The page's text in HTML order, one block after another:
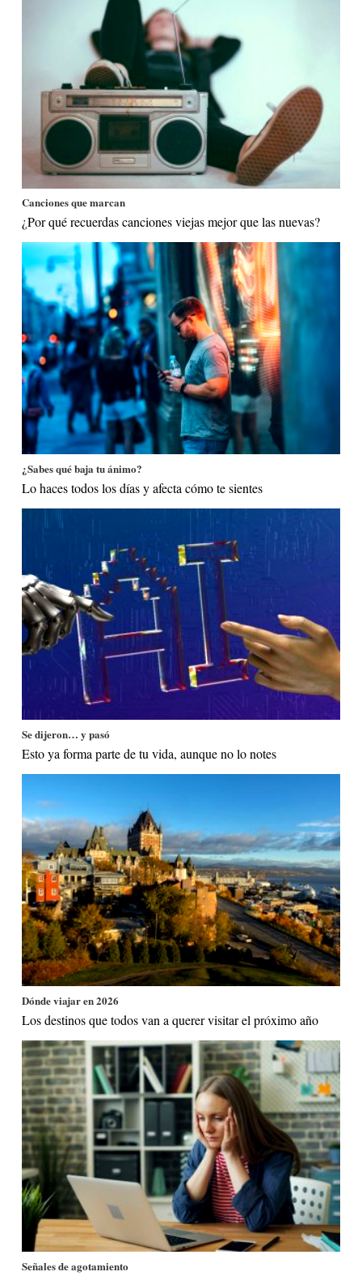
Canciones que marcan
¿Por qué recuerdas canciones viejas mejor que las nuevas?
¿Sabes qué baja tu ánimo?
Lo haces todos los días y afecta cómo te sientes
Se dijeron… y pasó
Esto ya forma parte de tu vida, aunque no lo notes
Dónde viajar en 2026
Los destinos que todos van a querer visitar el próximo año
Señales de agotamiento